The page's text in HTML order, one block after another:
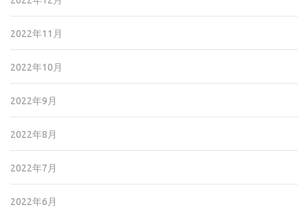
2022年11月
2022年10月
2022年9月
2022年8月
2022年7月
2022年6月